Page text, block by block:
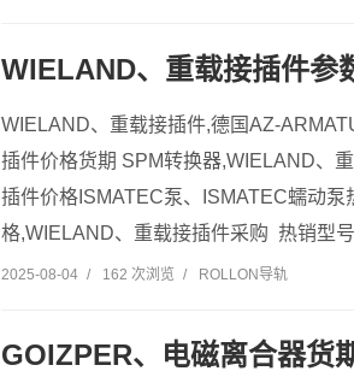
WIELAND、重载接插件参
WIELAND、重载接插件,德国AZ-
插件价格货期 SPM转换器,WIELAND、
插件价格ISMATEC泵、ISMATEC蠕动
格,WIELAND、重载接插件采购 热销型
2025-08-04 / 162 次浏览 / ROLLON导轨
GOIZPER、电磁离合器货